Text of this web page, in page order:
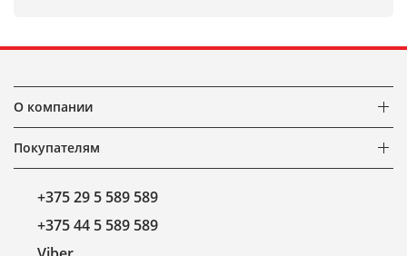
О компании
Покупателям
+375 29 5 589 589
+375 44 5 589 589